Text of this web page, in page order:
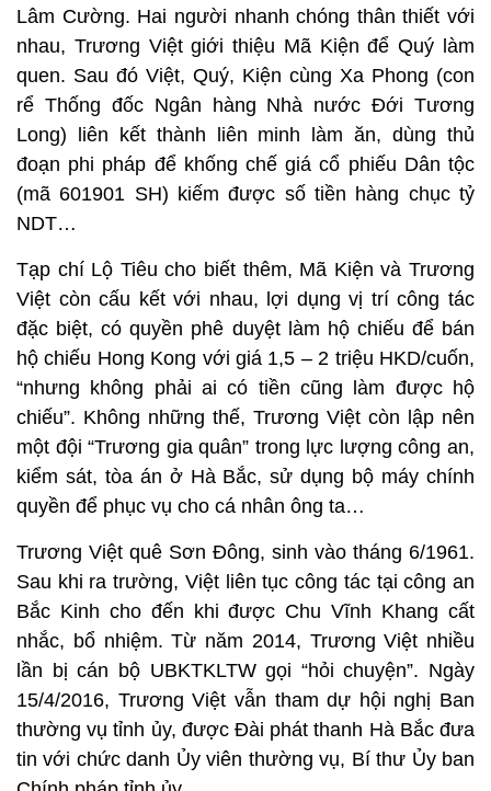
Lâm Cường. Hai người nhanh chóng thân thiết với
nhau, Trương Việt giới thiệu Mã Kiện để Quý làm
quen. Sau đó Việt, Quý, Kiện cùng Xa Phong (con
rể Thống đốc Ngân hàng Nhà nước Đới Tương
Long) liên kết thành liên minh làm ăn, dùng thủ
đoạn phi pháp để khống chế giá cổ phiếu Dân tộc
(mã 601901 SH) kiếm được số tiền hàng chục tỷ
NDT…
Tạp chí Lộ Tiêu cho biết thêm, Mã Kiện và Trương
Việt còn cấu kết với nhau, lợi dụng vị trí công tác
đặc biệt, có quyền phê duyệt làm hộ chiếu để bán
hộ chiếu Hong Kong với giá 1,5 – 2 triệu HKD/cuốn,
“nhưng không phải ai có tiền cũng làm được hộ
chiếu”. Không những thế, Trương Việt còn lập nên
một đội “Trương gia quân” trong lực lượng công an,
kiểm sát, tòa án ở Hà Bắc, sử dụng bộ máy chính
quyền để phục vụ cho cá nhân ông ta…
Trương Việt quê Sơn Đông, sinh vào tháng 6/1961.
Sau khi ra trường, Việt liên tục công tác tại công an
Bắc Kinh cho đến khi được Chu Vĩnh Khang cất
nhắc, bổ nhiệm. Từ năm 2014, Trương Việt nhiều
lần bị cán bộ UBKTKLTW gọi “hỏi chuyện”. Ngày
15/4/2016, Trương Việt vẫn tham dự hội nghị Ban
thường vụ tỉnh ủy, được Đài phát thanh Hà Bắc đưa
tin với chức danh Ủy viên thường vụ, Bí thư Ủy ban